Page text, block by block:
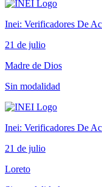
Inei: Verificadores De
21 de julio
Madre de Dios
Sin modalidad
Inei: Verificadores De
21 de julio
Loreto